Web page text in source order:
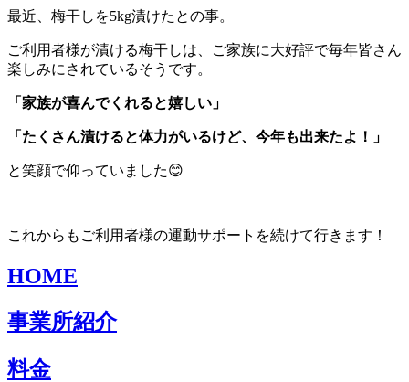
最近、梅干しを5kg漬けたとの事。
ご利用者様が漬ける梅干しは、ご家族に大好評で毎年皆さん
楽しみにされているそうです。
「家族が喜んでくれると嬉しい」
「たくさん漬けると体力がいるけど、今年も出来たよ！」
と笑顔で仰っていました😊
これからもご利用者様の運動サポートを続けて行きます！
HOME
事業所紹介
料金